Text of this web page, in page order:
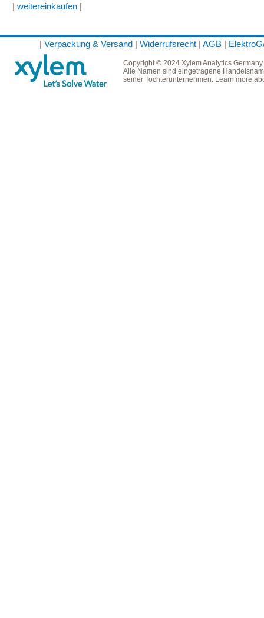
| weitereinkaufen|
| Verpackung & Versand| Widerrufsrecht| AGB|
Copyright © 2024 Xylem Analytics
Alle Namen sind eingetragene
seiner Tochterunternehmen. Learn more